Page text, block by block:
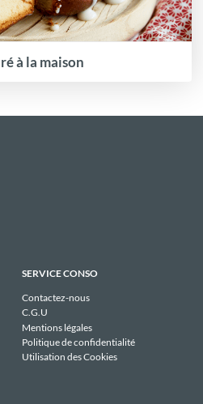
à la maison
SERVICE CONSO
Contactez-nous
C.G.U
Mentions légales
Politique de confidentialité
Utilisation des Cookies